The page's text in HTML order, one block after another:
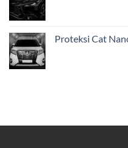
Proteksi Cat